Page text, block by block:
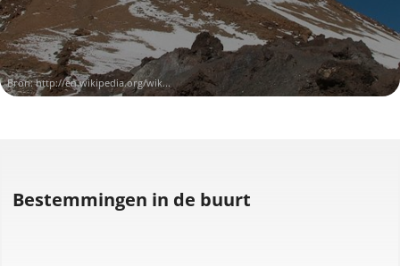
Bron:http://en.wikipedia.org/wik...
Bestemmingen in de buurt